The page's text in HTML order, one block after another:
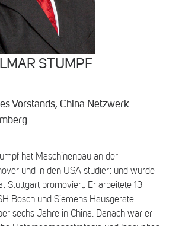
STUMPF
Vorstands, China Netzwerk
hat Maschinenbau an der
und in den USA studiert und wurde
Stuttgart promoviert. Er arbeitete 13
Bosch und Siemens Hausgeräte
sechs Jahre in China. Danach war er